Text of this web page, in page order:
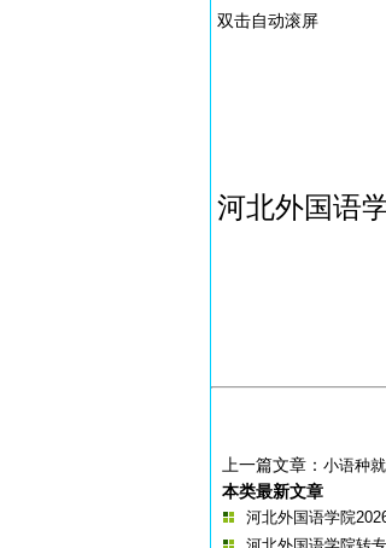
双击自动滚屏
河北外国语
上一篇文章： 小语种
本类最新文章
河北外国语学院